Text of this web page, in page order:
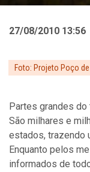
27/08/2010 13:56
Foto: Projeto Poço
Partes grandes
São milhares e
estados, trazendo
Enquanto pelos
informados de